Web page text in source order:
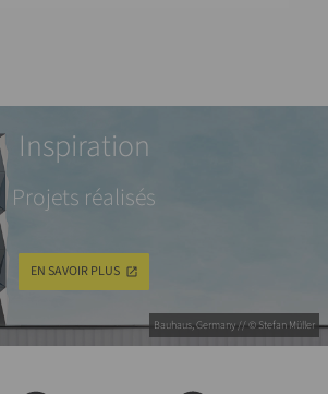
Bauhaus, Germany // © Stefan Müller
Inspiration
Projets réalisés
EN SAVOIR PLUS